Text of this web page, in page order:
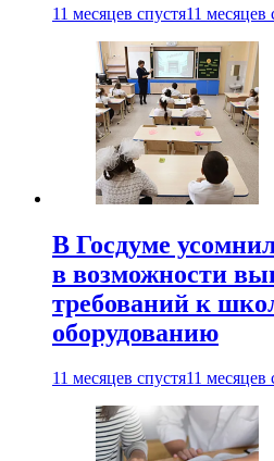
11 месяцев спустя11 месяцев
В Госдуме
в возможности
требований к
оборудованию
11 месяцев спустя11 месяцев